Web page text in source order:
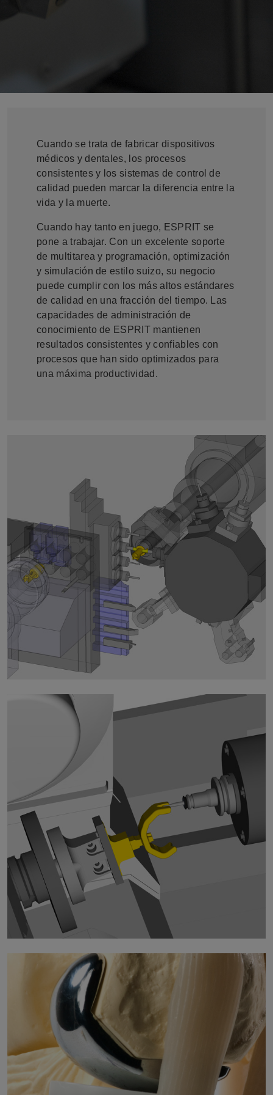
Cuando se trata de fabricar dispositivos
médicos y dentales, los procesos
consistentes y los sistemas de control de
calidad pueden marcar la diferencia entre la
vida y la muerte.
Cuando hay tanto en juego, ESPRIT se
pone a trabajar. Con un excelente soporte
de multitarea y programación, optimización
y simulación de estilo suizo, su negocio
puede cumplir con los más altos estándares
de calidad en una fracción del tiempo. Las
capacidades de administración de
conocimiento de ESPRIT mantienen
resultados consistentes y confiables con
procesos que han sido optimizados para
una máxima productividad.